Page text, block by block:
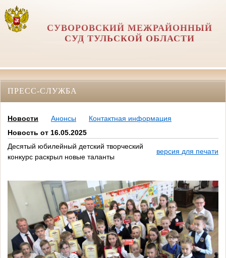
СУВОРОВСКИЙ МЕЖРАЙОННЫЙ
СУД ТУЛЬСКОЙ ОБЛАСТИ
ПРЕСС-СЛУЖБА
Новости Анонсы
Контактная информация
Новость от 16.05.2025
Десятый юбилейный детский творческий
конкурс раскрыл новые таланты
версия для печати